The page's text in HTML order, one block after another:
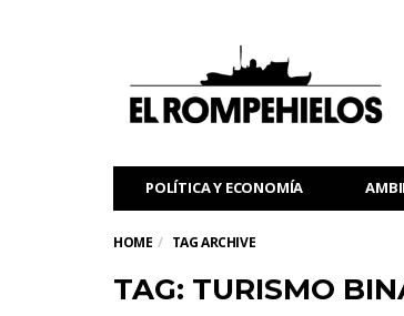
POLÍTICA Y ECONOMÍA
HOME TAG ARCHIVE
TAG: TURISMO